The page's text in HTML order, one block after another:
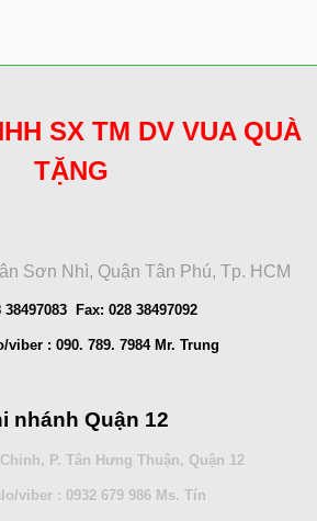
SX TM DV VUA QUÀ
TẶNG
Sơn Nhì, Quận Tân Phú, Tp. HCM
38497083 Fax: 028 38497092
viber : 090. 789. 7984 Mr. Trung
nhánh Quận 12
P. Tân Hưng Thuận, Quận 12
viber : 0932 679 986 Ms. Tín